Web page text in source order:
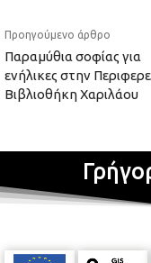
Προηγούμενο άρθρο
Παραμύθια σοφίας για
ενήλικες στην
Βιβλιοθήκη Χαριλάου